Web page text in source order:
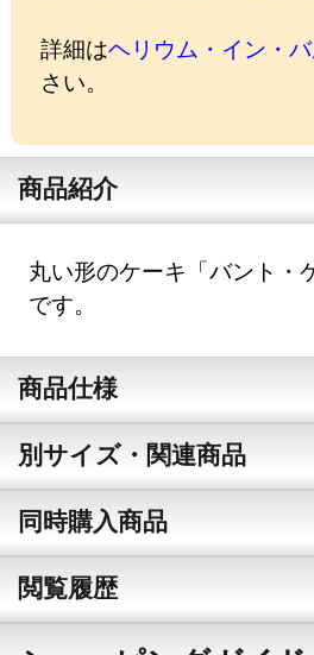
詳細はヘリウム・イン・
さい。
商品紹介
丸い形のケーキ「バント・
です。
商品仕様
別サイズ・関連商品
同時購入商品
閲覧履歴